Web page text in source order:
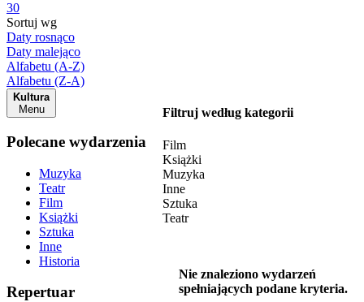
30
Sortuj wg
Daty rosnąco
Daty malejąco
Alfabetu (A-Z)
Alfabetu (Z-A)
Kultura
Menu
Polecane wydarzenia
Muzyka
Teatr
Film
Książki
Sztuka
Inne
Historia
Repertuar
Filtruj według kategorii
Film
Książki
Muzyka
Inne
Sztuka
Teatr
Nie znaleziono wydarzeń
spełniających podane kryteria.